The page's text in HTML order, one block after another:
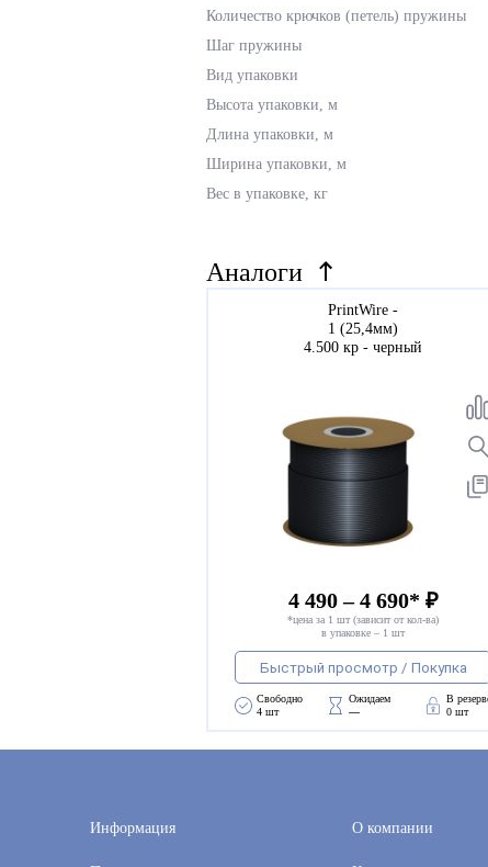
Количество крючков (петель) пружины
Шаг пружины
Вид упаковки
Высота упаковки, м
Длина упаковки, м
Ширина упаковки, м
Вес в упаковке, кг
Аналоги
PrintWire -
1 (25,4мм)
4.500 кр - черный
4 490 – 4 690* ₽
*цена за 1 шт (зависит от кол-ва)
в упаковке – 1 шт
Быстрый просмотр / Покупка
Свободно
4 шт
Ожидаем
—
В
0 шт
Информация О компании